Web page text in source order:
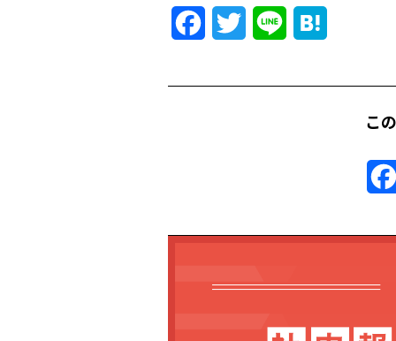
FacebookTwitter Line
こ